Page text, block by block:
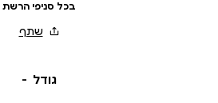
בכל סניפי הרשת
גודל